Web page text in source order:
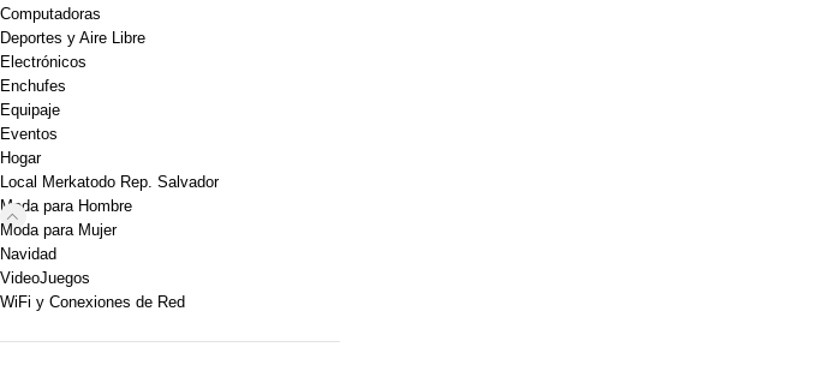
Computadoras
Deportes y Aire Libre
Electrónicos
Enchufes
Equipaje
Eventos
Hogar
Local Merkatodo Rep. Salvador
Moda para Hombre
Moda para Mujer
Navidad
VideoJuegos
WiFi y Conexiones de Red